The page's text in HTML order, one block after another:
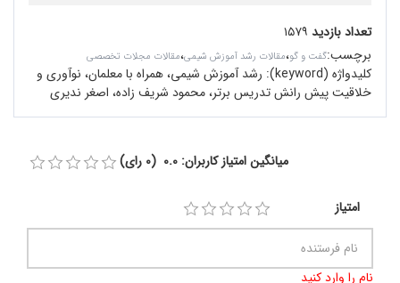
تعداد بازدید ۱۵۷۹
برچسب:گفت و گو،مقالات رشد آموزش شیمی،مقالات مجلات تخصصی
کلیدواژه (keyword):
رشد آموزش شیمی، همراه با معلمان، نوآوری و
خلاقیت پیش رانش تدریس برتر، محمود شریف زاده، اصغر ندیری
میانگین امتیاز کاربران: 0.0 (0 رای)
امتیاز
نام را وارد کنید